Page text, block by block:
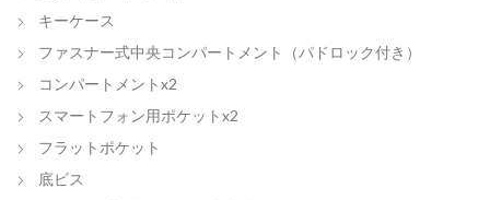
キーケース
ファスナー式中央コンパートメント（パドロック付き）
コンパートメントx2
スマートフォン用ポケットx2
フラットポケット
底ビス